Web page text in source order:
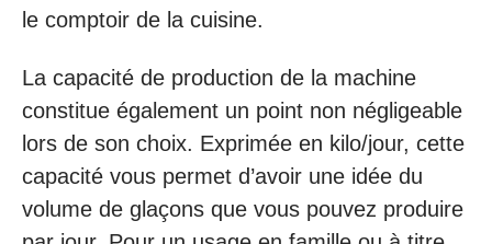
le comptoir de la cuisine.
La capacité de production de la machine
constitue également un point non négligeable
lors de son choix. Exprimée en kilo/jour, cette
capacité vous permet d’avoir une idée du
volume de glaçons que vous pouvez produire